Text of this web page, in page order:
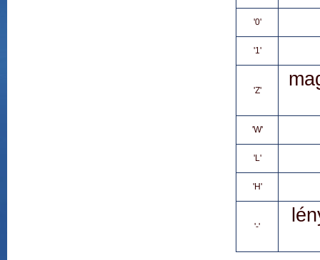
'0'
'1'
'Z'
'W'
'L'
'H'
'-'